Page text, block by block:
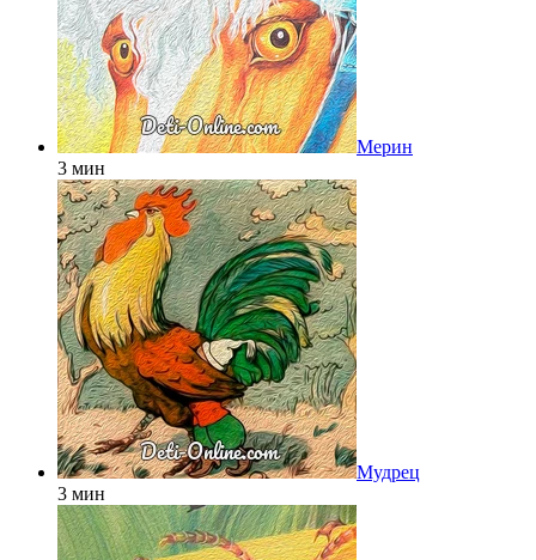
Мерин
3 мин
Мудрец
3 мин